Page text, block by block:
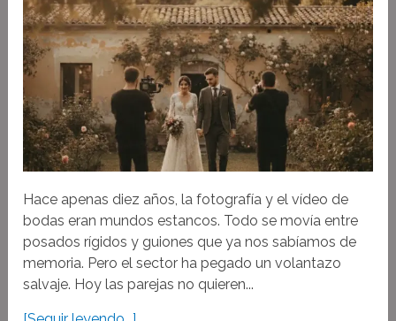
Hace apenas diez años, la fotografía y el vídeo de
bodas eran mundos estancos. Todo se movía entre
posados rígidos y guiones que ya nos sabíamos de
memoria. Pero el sector ha pegado un volantazo
salvaje. Hoy las parejas no quieren...